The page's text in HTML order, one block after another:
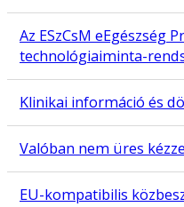
Az ESzCsM
technológiaiminta-
Klinikai információ és
Valóban nem üres
EU-kompatibilis